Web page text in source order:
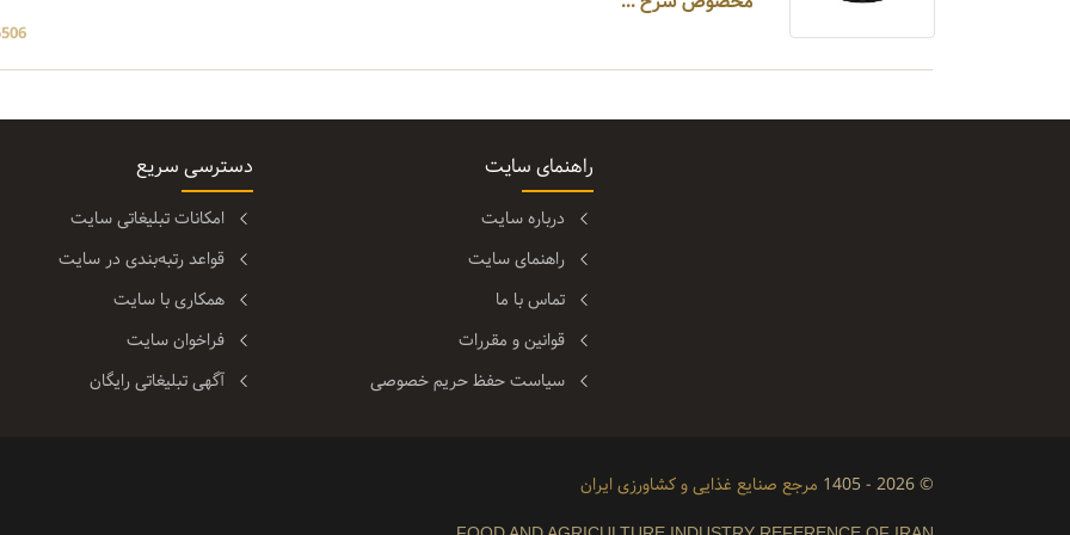
5506
راهنمای سایت
درباره سایت
راهنمای سایت
تماس با ما
قوانین و مقررات
سیاست حفظ حریم خصوصی
دسترسی سریع
امکانات تبلیغاتی سایت
قواعد رتبه‌بندی در سایت
همکاری با سایت
فراخوان سایت
آگهی تبلیغاتی رایگان
© 2026 - 1405 مرجع صنایع غذایی و کشاورزی ایران